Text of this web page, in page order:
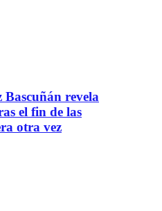
Bascuñán revela
el fin de las
otra vez